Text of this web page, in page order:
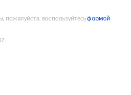
пожалуйста, воспользуйтесьформой